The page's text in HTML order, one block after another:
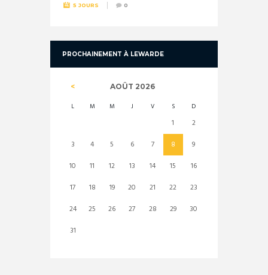
5 JOURS 0
PROCHAINEMENT À LEWARDE
AOÛT 2026
L M M J V S D
1
2
3
4 5 6 7 8
9
10
11 12 13 14 15
16
17
18 19 20 21 22
23
24
25 26 27 28 29
30
31